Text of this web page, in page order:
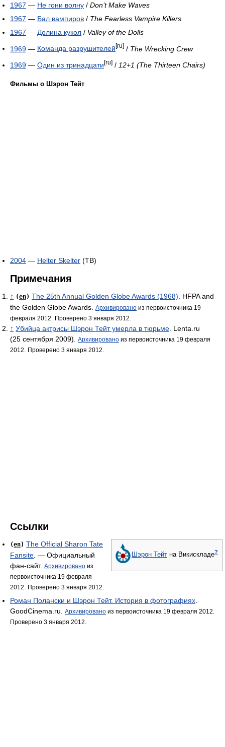
1967 — Не гони волну / Don’t Make Waves
1967 — Бал вампиров / The Fearless Vampire Killers
1967 — Долина кукол / Valley of the Dolls
1969 — Команда разрушителей[ru] / The Wrecking Crew
1969 — Один из тринадцати[ru] / 12+1 (The Thirteen Chairs)
Фильмы о Шэрон Тейт
2004 — Helter Skelter (ТВ)
Примечания
↑ (en) The 25th Annual Golden Globe Awards (1968) . HFPA and
the Golden Globe Awards.
Архивировано из первоисточника 19
февраля 2012.
Проверено 3 января 2012.
↑ Убийца актрисы Шэрон Тейт умерла в тюрьме . Lenta.ru
(25 сентября 2009).
Архивировано из первоисточника 19 февраля
2012.
Проверено 3 января 2012.
Ссылки
Шэрон Тейт на Викискладе?
(en) The Official Sharon Tate
Fansite . — Официальный
фан-сайт. Архивировано из
первоисточника 19 февраля
2012.
Проверено 3 января 2012.
Роман Полански и Шэрон Тейт. История в фотографиях
GoodCinema.ru.
Архивировано из первоисточника 19 февраля 2012.
Проверено 3 января 2012.